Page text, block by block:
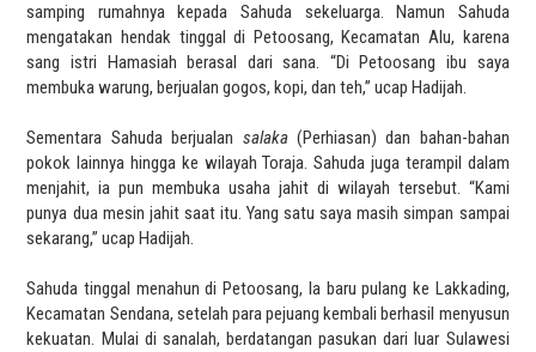
samping rumahnya kepada Sahuda sekeluarga. Namun Sahuda
mengatakan hendak tinggal di Petoosang, Kecamatan Alu, karena
sang istri Hamasiah berasal dari sana. “Di Petoosang ibu saya
membuka warung, berjualan gogos, kopi, dan teh,” ucap Hadijah.
Sementara Sahuda berjualan salaka(Perhiasan) dan bahan-bahan
pokok lainnya hingga ke wilayah Toraja. Sahuda juga terampil dalam
menjahit, ia pun membuka usaha jahit di wilayah tersebut. “Kami
punya dua mesin jahit saat itu. Yang satu saya masih simpan sampai
sekarang,” ucap Hadijah.
Sahuda tinggal menahun di Petoosang, Ia baru pulang ke Lakkading,
Kecamatan Sendana, setelah para pejuang kembali berhasil menyusun
kekuatan. Mulai di sanalah, berdatangan pasukan dari luar Sulawesi